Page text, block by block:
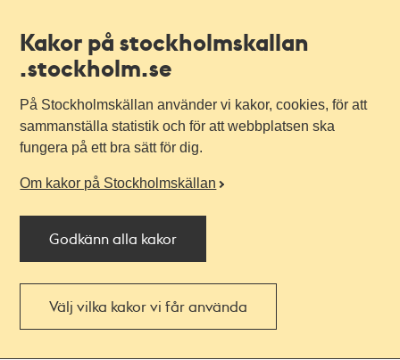
Kakor på stockholmskallan
.stockholm.se
På Stockholmskällan använder vi kakor, cookies, för att
sammanställa statistik och för att webbplatsen ska
fungera på ett bra sätt för dig.
Om kakor på Stockholmskällan
Godkänn alla kakor
Välj vilka kakor vi får använda